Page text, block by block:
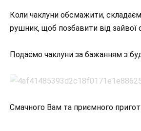
Коли чаклуни обсмажити,
рушник, щоб позбавити від зайвої
Подаємо чаклуни за бажанням з
Смачного Вам та приємного